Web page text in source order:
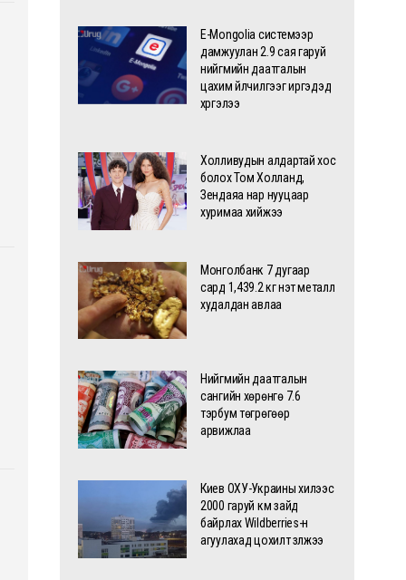
E-Mongolia системээр
дамжуулан 2.9 сая гаруй
нийгмийн даатгалын
цахим үйлчилгээг иргэдэд
хүргэлээ
Холливудын алдартай хос
болох Том Холланд,
Зендаяа нар нууцаар
хуримаа хийжээ
Монголбанк 7 дугаар
сард 1,439.2 кг үнэт металл
худалдан авлаа
Нийгмийн даатгалын
сангийн хөрөнгө 7.6
тэрбум төгрөгөөр
арвижлаа
Киев ОХУ-Украины хилээс
2000 гаруй км зайд
байрлах Wildberries-н
агуулахад цохилт үзүүлжээ